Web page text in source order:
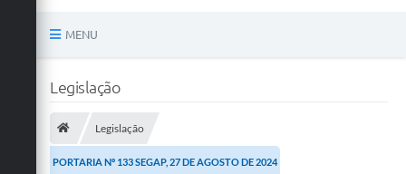
MENU
Publicações
Legislação
Legislação
PORTARIA Nº 133 SEGAP, 27 DE AGOSTO DE 2024